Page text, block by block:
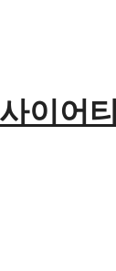
이어티